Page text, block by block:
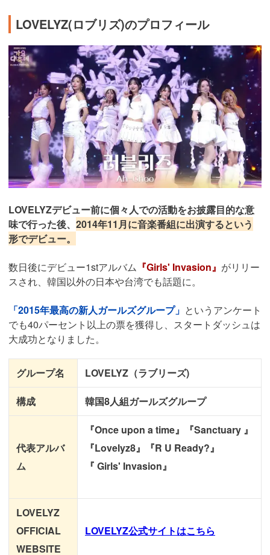
LOVELYZ(ロブリズ)のプロフィール
LOVELYZデビュー前に個々人での活動をお披露目的な意
味で行った後、 2014年11月に音楽番組に出演するという
形でデビュー。
数日後にデビュー1stアルバム 『Girls' Invasion』 がリリー
スされ、韓国以外の日本や台湾でも話題に。
「2015年最高の新人ガールズグループ」 というアンケート
でも40パーセント以上の票を獲得し、スタートダッシュは
大成功となりました。
グループ名 LOVELYZ（ラブリーズ)
構成 韓国8人組ガールズグループ
代表アルバ
ム
『Once upon a time』『Sanctuary 』
『Lovelyz8』『R U Ready?』
『 Girls' Invasion』
LOVELYZ
OFFICIAL
WEBSITE
LOVELYZ公式サイトはこちら